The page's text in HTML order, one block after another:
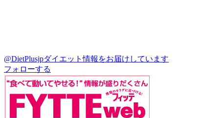
@DietPlusjpダイエット情報をお届けしています
フォローする